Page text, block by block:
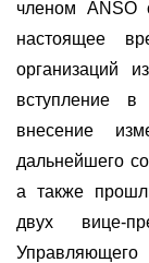
членом ANSO
настоящее
организаций
вступление
внесение
дальнейшего
а также
двух вице-